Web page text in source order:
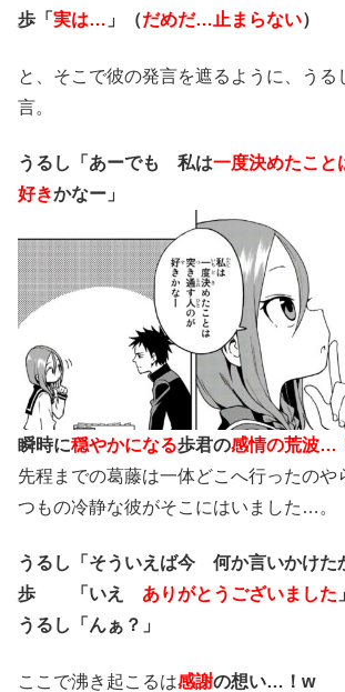
歩「 実は… 」（だめだ…止まらない）
と、そこで彼の発言を遮るように、うる
言。
うるし「あーでも 私は一度決めたこと
好きかなー」
瞬時に穏やかになる歩君の感情の荒波…
先程までの葛藤は一体どこへ行ったのや
つもの冷静な彼がそこにはいました…。
うるし「そういえば今 何か言いかけた
歩 「いえ ありがとうございました 」
うるし「んぁ？」
ここで沸き起こるは感謝の想い…！w